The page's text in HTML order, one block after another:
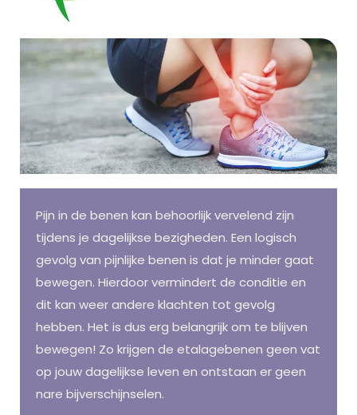
Pijn in de benen kan behoorlijk vervelend zijn
tijdens je dagelijkse bezigheden. Een logisch
gevolg van pijnlijke benen is dat je minder gaat
bewegen. Hierdoor vermindert de conditie en
dit kan weer andere klachten tot gevolg
hebben. Het is dus erg belangrijk om te blijven
bewegen! Zo krijgen de etalagebenen geen vat
op jouw dagelijkse leven en ontstaan er geen
nare bijverschijnselen.